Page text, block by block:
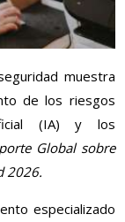
muestra
de los riesgos
(IA) y los
Global sobre
2026.
especializado